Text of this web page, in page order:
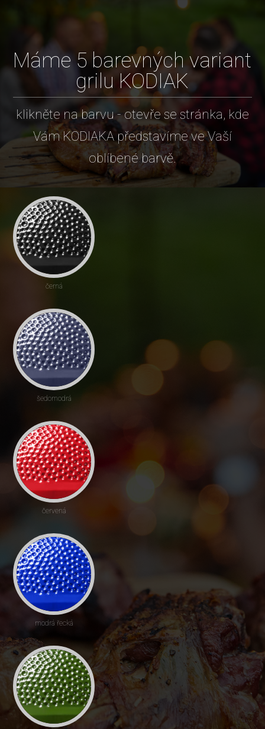
Máme 5 barevných variant
grilu KODIAK
klikněte na barvu - otevře se stránka, kde
Vám KODIAKA představíme ve Vaší
oblíbené barvě.
černá
šedomodrá
červená
modrá řecká